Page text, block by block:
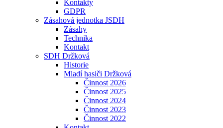
Kontakty
GDPR
Zásahová jednotka JSDH
Zásahy
Technika
Kontakt
SDH Držková
Historie
Mladí hasiči Držková
Činnost 2026
Činnost 2025
Činnost 2024
Činnost 2023
Činnost 2022